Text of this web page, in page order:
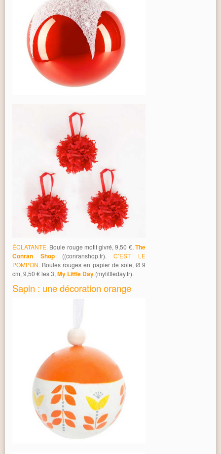
ÉCLATANTE. Boule rouge motif givré, 9,50 €, The
Conran Shop((conranshop.fr).C’EST LE
POMPON. Boules rouges en papier de soie, Ø 9
cm, 9,50 € les 3, My Little Day (mylittleday.fr).
Sapin : une décoration orange